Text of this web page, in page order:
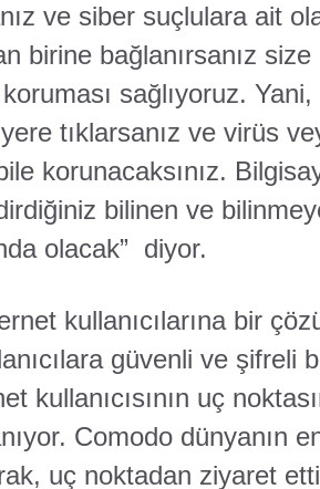
ve siber suçlulara ait
birine bağlanırsanız
sağlıyoruz. Yani,
tıklarsanız ve virüs
korunacaksınız.
bilinen ve
olacak” diyor.
kullanıcılarına bir
güvenli ve şifreli
kullanıcısının uç
Comodo dünyanın
uç noktadan ziyaret